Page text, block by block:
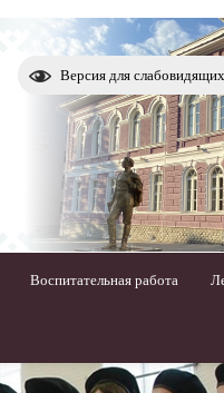
Версия для слабовидящих
Воспитательная работа